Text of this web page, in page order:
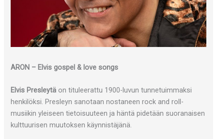
ARON – Elvis gospel & love songs
Elvis Presleytä on tituleerattu 1900-luvun tunnetuimmaksi
henkilöksi. Presleyn sanotaan nostaneen rock and roll-
musiikin yleiseen tietoisuuteen ja häntä pidetään suoranaisen
kulttuurisen muutoksen käynnistäjänä.